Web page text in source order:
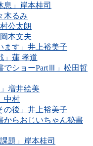
息」岸本桂司
木るみ
公太朗
本文夫
ます」井上裕美子
」蓮 孝道
でショーPartⅢ」松田哲
増井絵美
中村
の後」井上裕美子
からおじいちゃん秘書
題」岸本桂司